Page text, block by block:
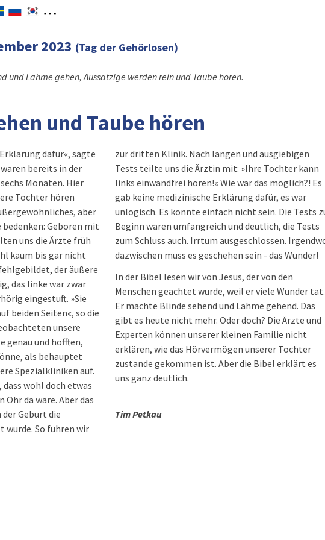
2023 (Tag der Gehörlosen)
und Lahme gehen, Aussätzige werden rein und Taube hören.
und Taube hören
dafür«, sagte
bereits in der
Monaten. Hier
Tochter hören
aber
Geboren mit
uns die Ärzte früh
kaum bis gar nicht
der äußere
das linke war zwar
eingestuft. »Sie
beiden Seiten«, so die
unsere
genau und hofften,
als behauptet
Spezialkliniken auf.
wohl doch etwas
da wäre. Aber das
Geburt die
So fuhren wir
und ausgiebigen
»Ihre Tochter kann
das möglich?! Es
dafür, es war
sein. Die Tests zu
deutlich, die Tests
Irgendwo
dazwischen muss es geschehen sein - das Wunder!
In der Bibel lesen wir von Jesus, der von den
Menschen geachtet wurde, weil er viele Wunder tat.
Er machte Blinde sehend und Lahme gehend. Das
gibt es heute nicht mehr. Oder doch? Die Ärzte und
Experten können unserer kleinen Familie nicht
erklären, wie das Hörvermögen unserer Tochter
zustande gekommen ist. Aber die Bibel erklärt es
uns ganz deutlich.
Tim Petkau